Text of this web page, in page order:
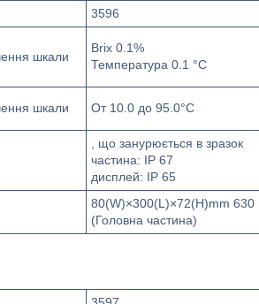
3596
шкали
Brix 0.1%
Температура 0.1 °C
шкали От 10.0 до 95.0°C
, що занурюється в зразок
частина: IP 67
дисплей: IP 65
80(W)×300(L)×72(H)mm 630
(Головна частина)